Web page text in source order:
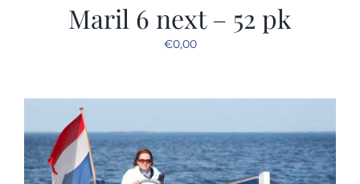
Maril 6 next – 52 pk
€0,00